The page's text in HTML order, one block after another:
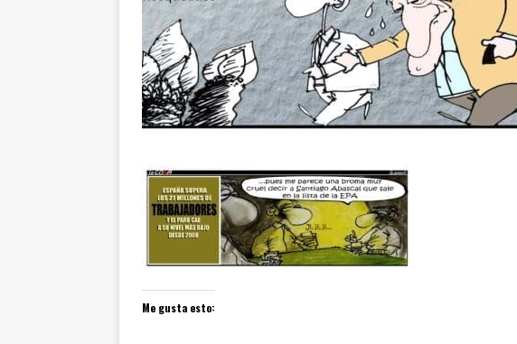
Me gusta esto: